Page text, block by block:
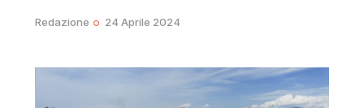
Redazione 24 Aprile 2024